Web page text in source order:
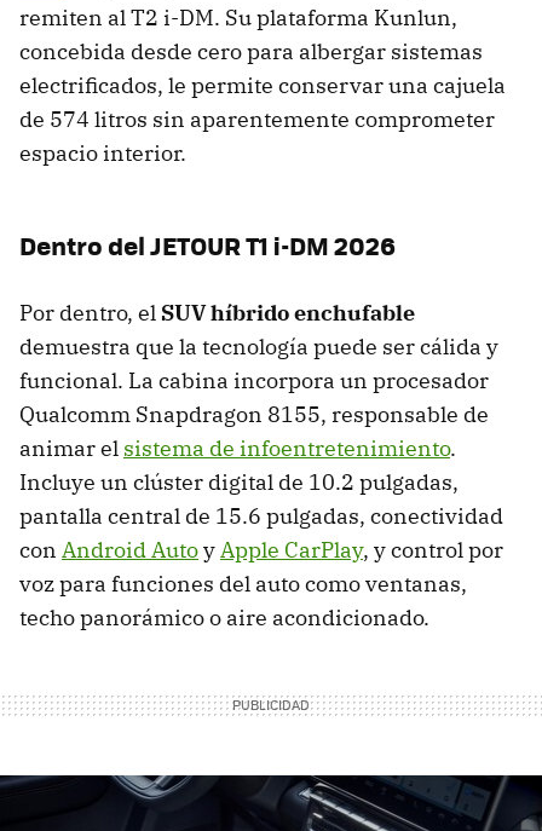
remiten al T2 i-DM. Su plataforma Kunlun,
concebida desde cero para albergar sistemas
electrificados, le permite conservar una cajuela
de 574 litros sin aparentemente comprometer
espacio interior.
Dentro del JETOUR T1 i-DM 2026
Por dentro, el SUV híbrido enchufable
demuestra que la tecnología puede ser cálida y
funcional. La cabina incorpora un procesador
Qualcomm Snapdragon 8155, responsable de
animar el sistema de infoentretenimiento.
Incluye un clúster digital de 10.2 pulgadas,
pantalla central de 15.6 pulgadas, conectividad
con Android AutoyApple CarPlay, y control por
voz para funciones del auto como ventanas,
techo panorámico o aire acondicionado.